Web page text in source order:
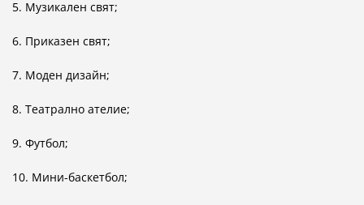
5. Музикален свят;
6. Приказен свят;
7. Моден дизайн;
8. Театрално ателие;
9. Футбол;
10. Мини-баскетбол;